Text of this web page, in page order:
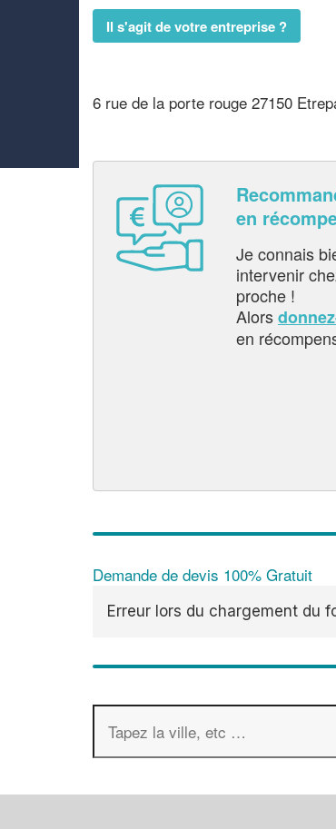
Il s'agit de votre entreprise ?
6 rue de la porte rouge 27150
en
Je connais
intervenir
proche !
Alors
en
Demande de devis 100% Gratuit
Erreur lors du chargement du